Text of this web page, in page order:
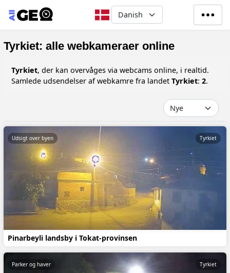
Gå til hovedindhold
Select your language
Tyrkiet: alle webkameraer online
Tyrkiet, der kan overvåges via webcams online, i realtid.
Samlede udsendelser af webkamre fra landet Tyrkiet: 2.
Pinarbeyli landsby i Tokat-provinsen
Udsigt over byen Tyrkiet
Parker og haver Tyrkiet